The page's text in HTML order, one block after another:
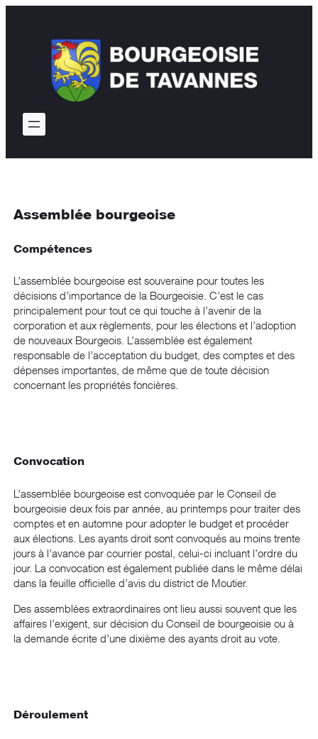
Assemblée bourgeoise
Compétences
L’assemblée bourgeoise est souveraine pour toutes les
décisions d’importance de la Bourgeoisie. C’est le cas
principalement pour tout ce qui touche à l’avenir de la
corporation et aux règlements, pour les élections et l’adoption
de nouveaux Bourgeois. L’assemblée est également
responsable de l’acceptation du budget, des comptes et des
dépenses importantes, de même que de toute décision
concernant les propriétés foncières.
Convocation
L’assemblée bourgeoise est convoquée par le Conseil de
bourgeoisie deux fois par année, au printemps pour traiter des
comptes et en automne pour adopter le budget et procéder
aux élections. Les ayants droit sont convoqués au moins trente
jours à l’avance par courrier postal, celui-ci incluant l’ordre du
jour. La convocation est également publiée dans le même délai
dans la feuille officielle d’avis du district de Moutier.
Des assemblées extraordinaires ont lieu aussi souvent que les
affaires l’exigent, sur décision du Conseil de bourgeoisie ou à
la demande écrite d’une dixième des ayants droit au vote.
Déroulement